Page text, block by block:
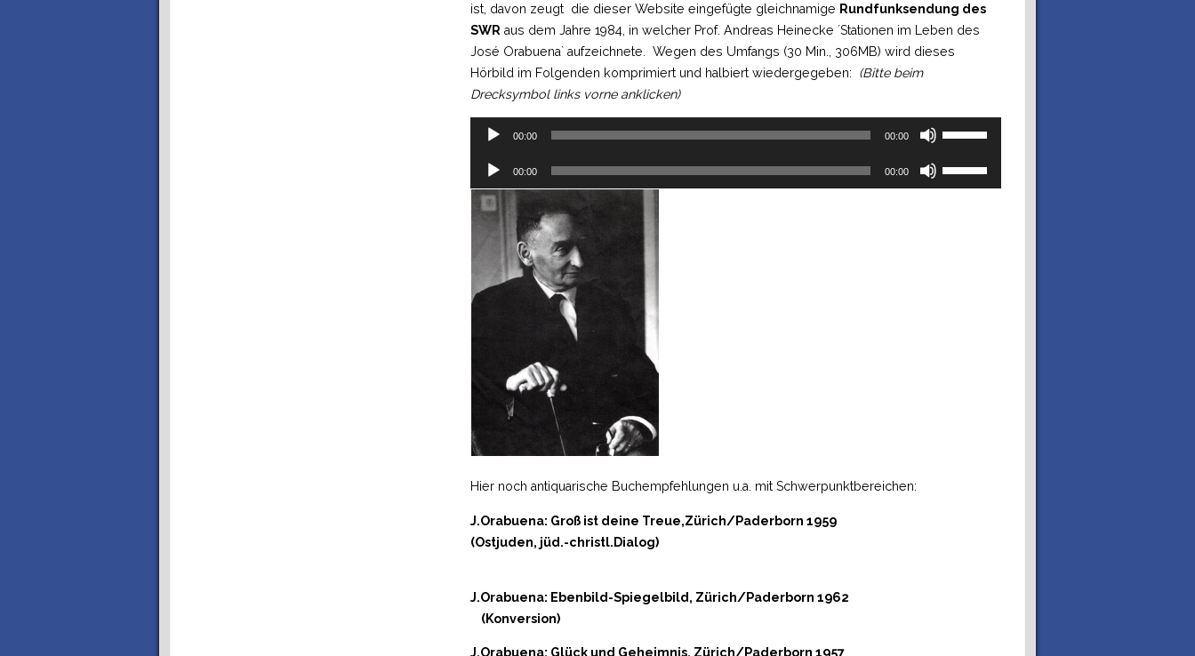
ist, davon zeugt die dieser Website eingefügte gleichnamige Rundfunksendung des
SWR aus dem Jahre 1984, in welcher Prof. Andreas Heinecke ´Stationen im Leben des
José Orabuena` aufzeichnete. Wegen des Umfangs (30 Min., 306MB) wird dieses
Hörbild im Folgenden komprimiert und halbiert wiedergegeben: (Bitte beim
Drecksymbol links vorne anklicken)
Player
00:00 00:00
Hoch/Runter
die
Player
00:00 00:00
Hoch/Runter
Hier noch antiquarische Buchempfehlungen u.a. mit Schwerpunktbereichen:
J.Orabuena: Groß ist deine Treue,Zürich/Paderborn 1959
(Ostjuden, jüd.-christl.Dialog)
J.Orabuena: Ebenbild-Spiegelbild, Zürich/Paderborn 1962
(Konversion)
J.Orabuena: Glück und Geheimnis, Zürich/Paderborn 1957